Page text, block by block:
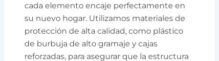
cada elemento encaje perfectamente en
su nuevo hogar. Utilizamos materiales de
protección de alta calidad, como plástico
de burbuja de alto gramaje y cajas
reforzadas, para asegurar que la estructura